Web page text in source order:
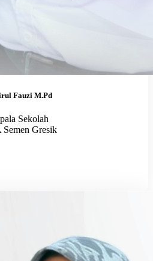
Fauzi M.Pd
Sekolah
Semen Gresik